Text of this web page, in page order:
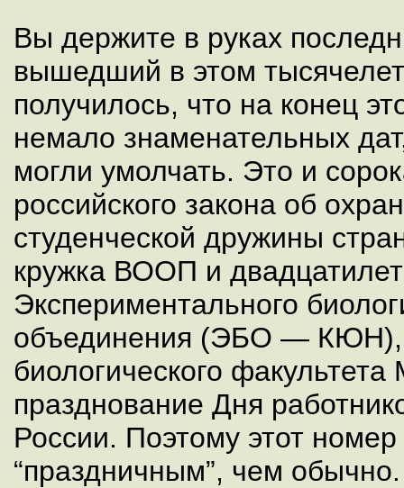
Вы держите в руках
вышедший в этом
получилось, что на конец
немало знаменательных
могли умолчать. Это и
российского закона об
студенческой дружины
кружка ВООП и
Экспериментального
объединения (ЭБО — КЮН),
биологического
празднование Дня
России. Поэтому этот
“праздничным”, чем обычно.